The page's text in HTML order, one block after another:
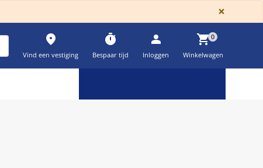
×
place
Vind een vestiging
timer
Bespaar tijd
person
Inloggen
shopping_cart0
Winkelwagen